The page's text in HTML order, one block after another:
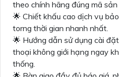
theo chính hãng đúng mã sản
🌟 Chiết khấu cao dịch vụ
torng thời gian nhanh nhất.
🌟 Hướng dẫn sử dụng cài
thoại không giới hạng ngay
thống.